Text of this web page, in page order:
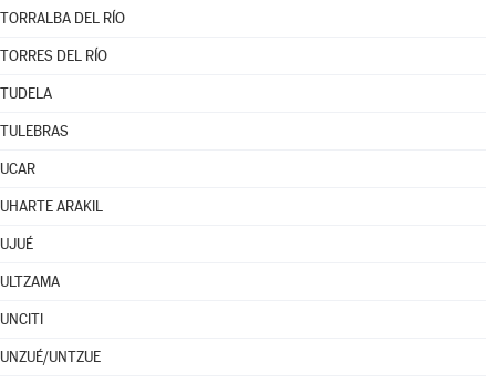
TORRALBA DEL RÍO
TORRES DEL RÍO
TUDELA
TULEBRAS
UCAR
UHARTE ARAKIL
UJUÉ
ULTZAMA
UNCITI
UNZUÉ/UNTZUE